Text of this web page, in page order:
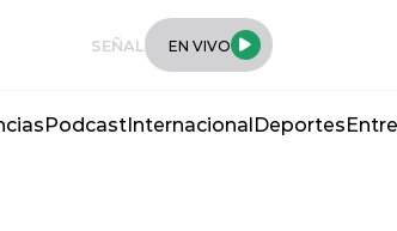
SEÑAL EN VIVO
PodcastInternacionalDeportes